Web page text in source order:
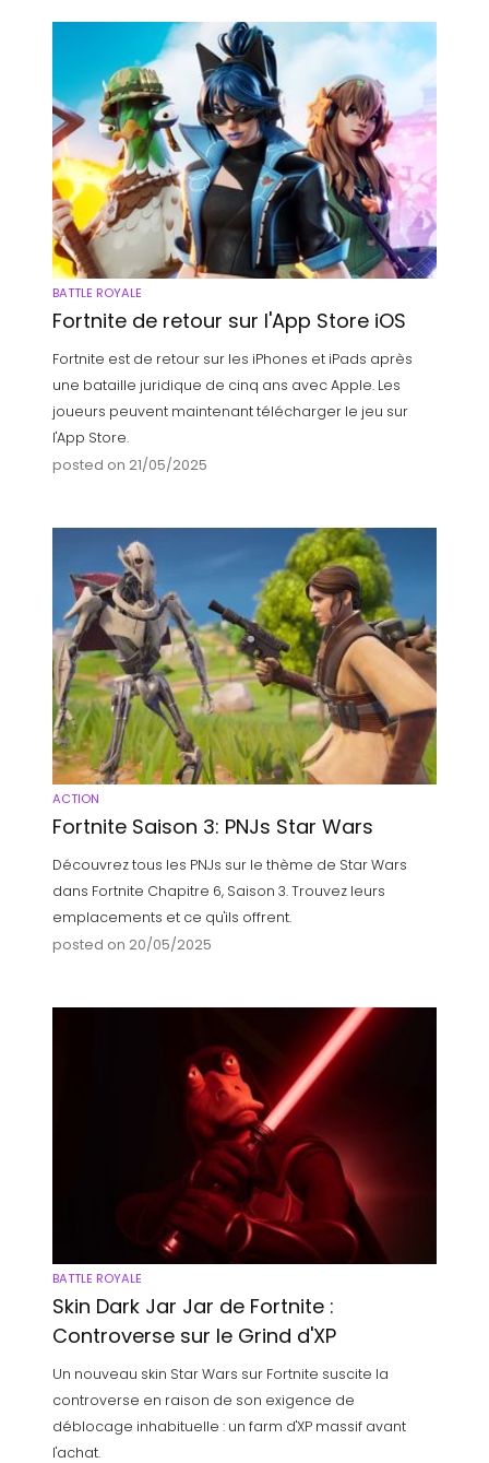
BATTLE ROYALE
Fortnite de retour sur l'App Store iOS
Fortnite est de retour sur les iPhones et iPads après
une bataille juridique de cinq ans avec Apple. Les
joueurs peuvent maintenant télécharger le jeu sur
l'App Store.
posted on 21/05/2025
ACTION
Fortnite Saison 3: PNJs Star Wars
Découvrez tous les PNJs sur le thème de Star Wars
dans Fortnite Chapitre 6, Saison 3. Trouvez leurs
emplacements et ce qu'ils offrent.
posted on 20/05/2025
BATTLE ROYALE
Skin Dark Jar Jar de Fortnite :
Controverse sur le Grind d'XP
Un nouveau skin Star Wars sur Fortnite suscite la
controverse en raison de son exigence de
déblocage inhabituelle : un farm d'XP massif avant
l'achat.